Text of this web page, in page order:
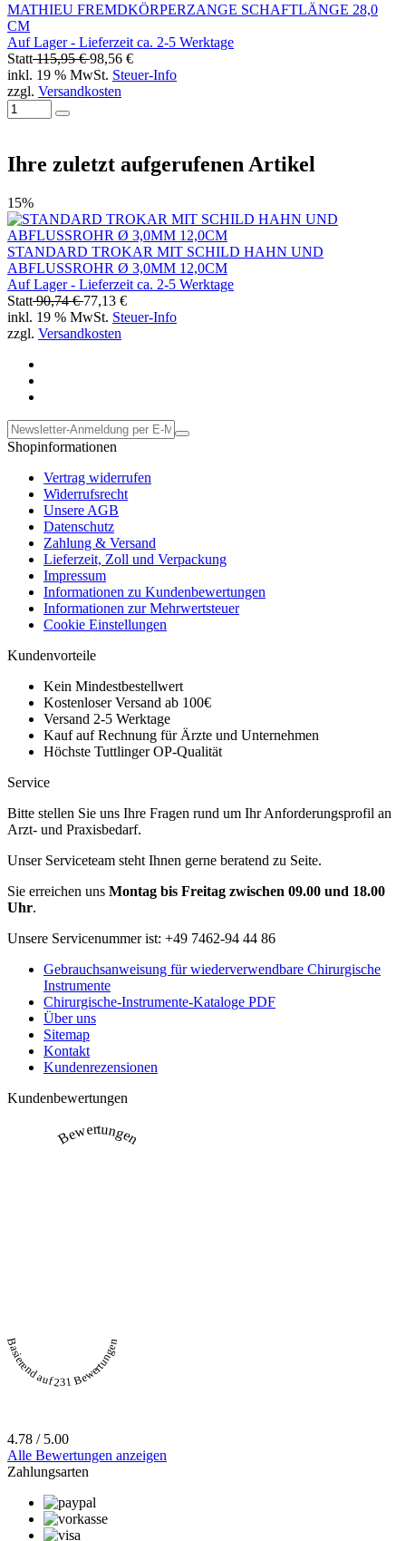
MATHIEU FREMDKÖRPERZANGE SCHAFTLÄNGE 28,0
CM
Auf Lager - Lieferzeit ca. 2-5 Werktage
Statt115,95 €98,56 €
inkl. 19 % MwSt. Steuer-Info
zzgl. Versandkosten
Ihre zuletzt aufgerufenen Artikel
15%
STANDARD TROKAR MIT SCHILD HAHN UND
ABFLUSSROHR Ø 3,0MM 12,0CM
Auf Lager - Lieferzeit ca. 2-5 Werktage
Statt90,74 €77,13 €
inkl. 19 % MwSt. Steuer-Info
zzgl. Versandkosten
Shopinformationen
Vertrag widerrufen
Widerrufsrecht
Unsere AGB
Datenschutz
Zahlung & Versand
Lieferzeit, Zoll und Verpackung
Impressum
Informationen zu Kundenbewertungen
Informationen zur Mehrwertsteuer
Cookie Einstellungen
Kundenvorteile
Kein Mindestbestellwert
Kostenloser Versand ab 100€
Versand 2-5 Werktage
Kauf auf Rechnung für Ärzte und Unternehmen
Höchste Tuttlinger OP-Qualität
Service
Bitte stellen Sie uns Ihre Fragen rund um Ihr Anforderungsprofil an
Arzt- und Praxisbedarf.
Unser Serviceteam steht Ihnen gerne beratend zu Seite.
Sie erreichen uns Montag bis Freitag zwischen 09.00 und 18.00
Uhr.
Unsere Servicenummer ist: +49 7462-94 44 86
Gebrauchsanweisung für wiederverwendbare Chirurgische
Instrumente
Chirurgische-Instrumente-Kataloge PDF
Über uns
Sitemap
Kontakt
Kundenrezensionen
Kundenbewertungen
Bewertungen
Basierend auf 231 Bewertungen
4.78 / 5.00
Alle Bewertungen anzeigen
Zahlungsarten